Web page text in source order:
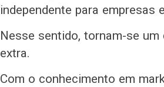
independente para empresas
Nesse sentido, tornam-se
extra.
Com o conhecimento em